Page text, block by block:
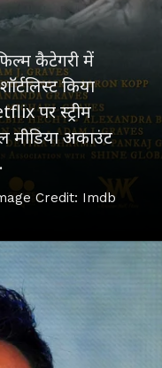
कैटेगरी में
किया
पर स्ट्रीम
मीडिया अकाउंट
Credit: Imdb